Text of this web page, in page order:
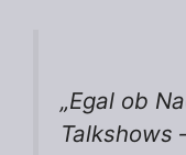
„Egal ob
Talkshows